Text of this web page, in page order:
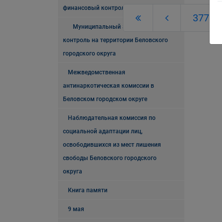
финансовый контроль
Муниципальный земельный
контроль на территории Беловского
городского округа
Межведомственная
антинаркотическая комиссии в
Беловском городском округе
Наблюдательная комиссия по
социальной адаптации лиц,
освободившихся из мест лишения
свободы Беловского городского
округа
Книга памяти
9 мая
377